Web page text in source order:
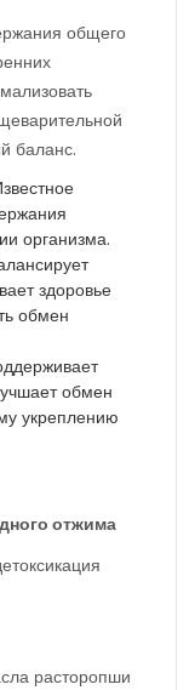
общего
баланс.
организма.
здоровье
обмен
обмен
укреплению
отжима
расторопши